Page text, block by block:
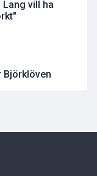
vill ha
Björklöven